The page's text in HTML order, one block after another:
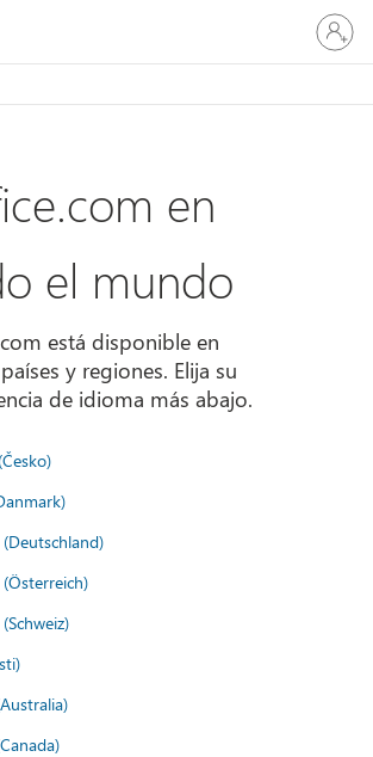
Iniciar
sesión
en
cuenta
en
el mundo
está disponible en
y regiones. Elija su
de idioma más abajo.